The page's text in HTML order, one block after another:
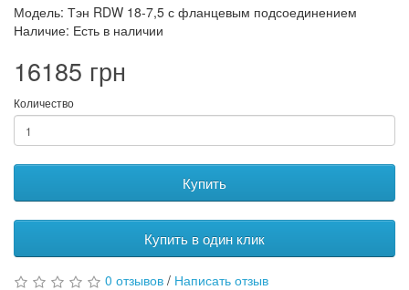
Модель: Тэн RDW 18-7,5 с фланцевым подсоединением
Наличие: Есть в наличии
16185 грн
Количество
Купить
Купить в один клик
0 отзывов / Написать отзыв